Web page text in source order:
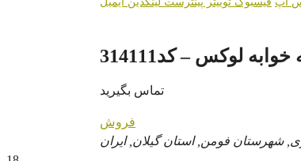
لوکس – کد314111
تماس بگیرید
فروش
فومن, استان گیلان, ایران